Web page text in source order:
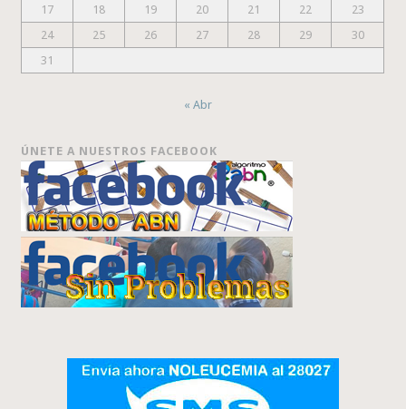
17
18 19 20 21 22
23
24
25 26 27 28 29
30
31
« Abr
ÚNETE A NUESTROS FACEBOOK